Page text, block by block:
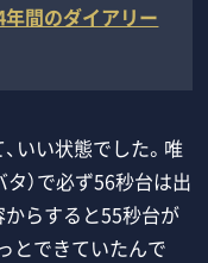
年間のダイアリー
いい状態でした。唯
）で必ず56秒台は出
からすると55秒台が
とできていたんで